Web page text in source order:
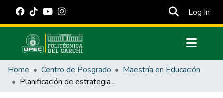
Log In
Communities & Collections
All of DSpace
Home Centro de Posgrado
Maestría en Educación
Planificación de estrategias didácticas en ejercicios de escritura creativa